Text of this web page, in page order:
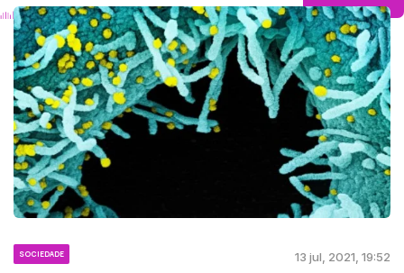
SOCIEDADE 13 jul, 2021, 19:52